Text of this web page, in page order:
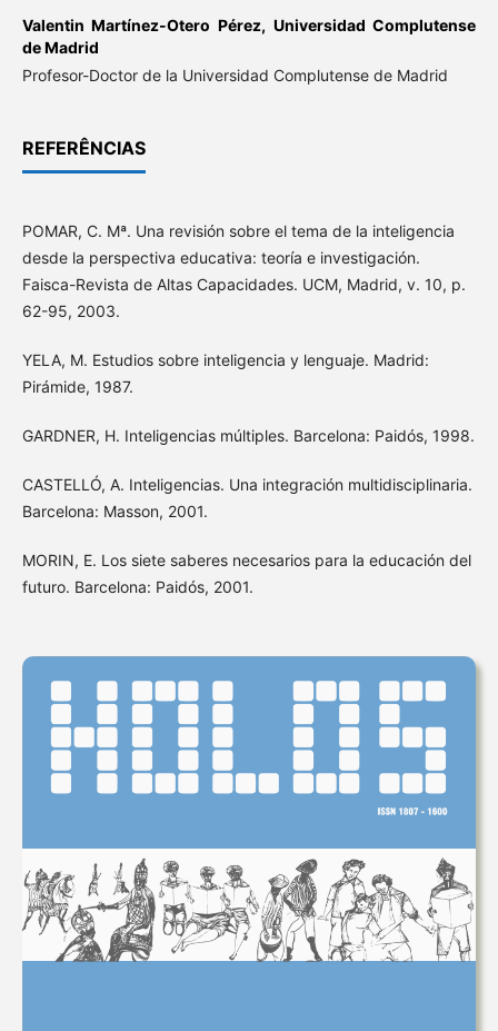
Valentin Martínez-Otero Pérez, Universidad Complutense
de Madrid
Profesor-Doctor de la Universidad Complutense de Madrid
REFERÊNCIAS
POMAR, C. Mª. Una revisión sobre el tema de la inteligencia
desde la perspectiva educativa: teoría e investigación.
Faisca-Revista de Altas Capacidades. UCM, Madrid, v. 10, p.
62-95, 2003.
YELA, M. Estudios sobre inteligencia y lenguaje. Madrid:
Pirámide, 1987.
GARDNER, H. Inteligencias múltiples. Barcelona: Paidós, 1998.
CASTELLÓ, A. Inteligencias. Una integración multidisciplinaria.
Barcelona: Masson, 2001.
MORIN, E. Los siete saberes necesarios para la educación del
futuro. Barcelona: Paidós, 2001.